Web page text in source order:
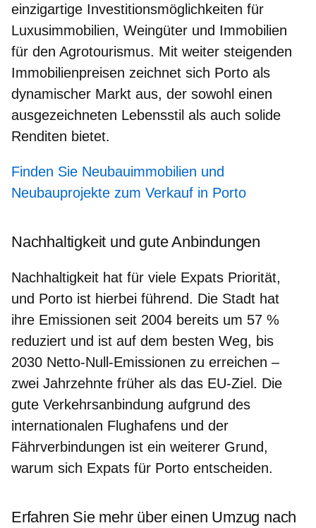
einzigartige Investitionsmöglichkeiten für
Luxusimmobilien, Weingüter und Immobilien
für den Agrotourismus. Mit weiter steigenden
Immobilienpreisen zeichnet sich Porto als
dynamischer Markt aus, der sowohl einen
ausgezeichneten Lebensstil als auch solide
Renditen bietet.
Finden Sie Neubauimmobilien und
Neubauprojekte zum Verkauf in Porto
Nachhaltigkeit und gute Anbindungen
Nachhaltigkeit hat für viele Expats Priorität,
und Porto ist hierbei führend. Die Stadt hat
ihre Emissionen seit 2004 bereits um 57 %
reduziert und ist auf dem besten Weg, bis
2030 Netto-Null-Emissionen zu erreichen –
zwei Jahrzehnte früher als das EU-Ziel. Die
gute Verkehrsanbindung aufgrund des
internationalen Flughafens und der
Fährverbindungen ist ein weiterer Grund,
warum sich Expats für Porto entscheiden.
Erfahren Sie mehr über einen Umzug nach